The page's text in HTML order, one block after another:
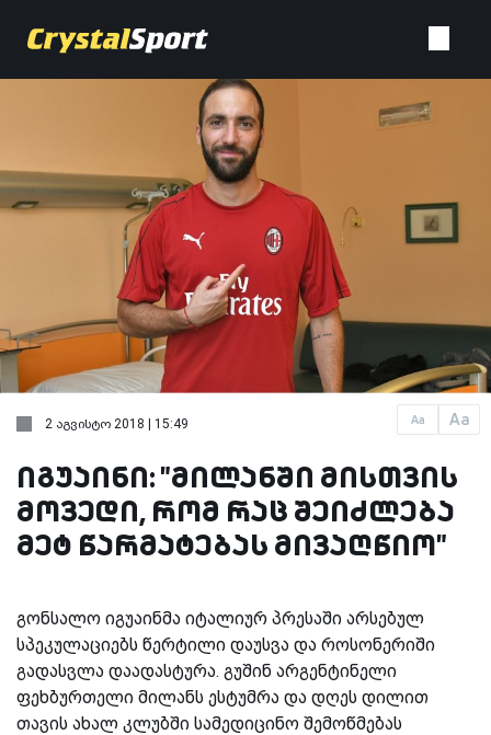
Aa Aa
2 აგვისტო 2018 | 15:49
იგუაინი: "მილანში მისთვის
მოვედი, რომ რაც შეიძლება
მეტ წარმატებას მივაღწიო"
გონსალო იგუაინმა იტალიურ პრესაში არსებულ
სპეკულაციებს წერტილი დაუსვა და როსონერიში
გადასვლა დაადასტურა. გუშინ არგენტინელი
ფეხბურთელი მილანს ესტუმრა და დღეს დილით
თავის ახალ კლუბში სამედიცინო შემოწმებას